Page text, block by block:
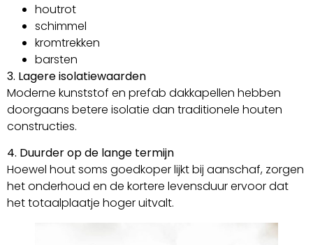
houtrot
schimmel
kromtrekken
barsten
3. Lagere isolatiewaarden
Moderne kunststof en prefab dakkapellen hebben
doorgaans betere isolatie dan traditionele houten
constructies.
4. Duurder op de lange termijn
Hoewel hout soms goedkoper lijkt bij aanschaf, zorgen
het onderhoud en de kortere levensduur ervoor dat
het totaalplaatje hoger uitvalt.